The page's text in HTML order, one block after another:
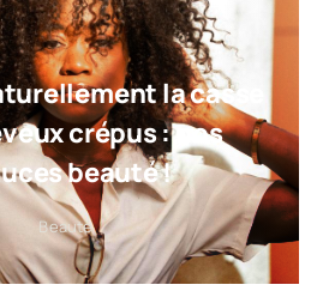
la casse
crépus : nos
beauté !
Beauté